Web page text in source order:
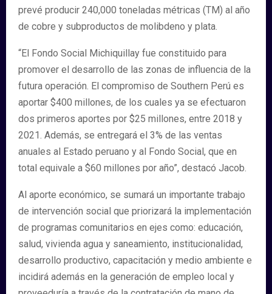
prevé producir 240,000 toneladas métricas (TM) al año
de cobre y subproductos de molibdeno y plata.
“El Fondo Social Michiquillay fue constituido para
promover el desarrollo de las zonas de influencia de la
futura operación. El compromiso de Southern Perú es
aportar $400 millones, de los cuales ya se efectuaron
dos primeros aportes por $25 millones, entre 2018 y
2021. Además, se entregará el 3% de las ventas
anuales al Estado peruano y al Fondo Social, que en
total equivale a $60 millones por año”, destacó Jacob.
Al aporte económico, se sumará un importante trabajo
de intervención social que priorizará la implementación
de programas comunitarios en ejes como: educación,
salud, vivienda agua y saneamiento, institucionalidad,
desarrollo productivo, capacitación y medio ambiente e
incidirá además en la generación de empleo local y